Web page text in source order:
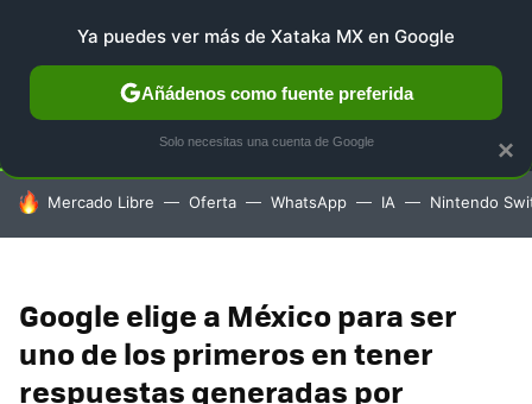
SELECCIÓN GAMING HOME AUTO TERRITORIO
HOY SE HABLA DE
Mercado Libre Oferta WhatsApp IA Nintendo
Google elige a México para ser
uno de los primeros en tener
respuestas generadas por
×
Ya puedes ver más de Xataka MX en Google
Añádenos como fuente preferida
Solo necesitas una cuenta de Google